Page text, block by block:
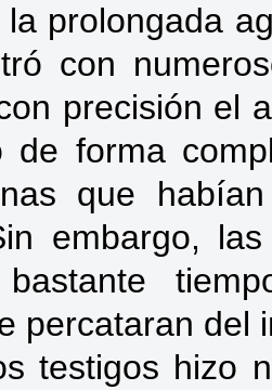
la prolongada
con
precisión el
de forma
que
embargo,
bastante
percataran del
testigos hizo